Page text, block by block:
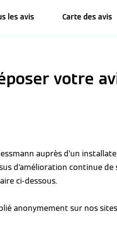
les avis Carte des avis
votre
auprès d’un
d’amélioration continue
ci-dessous.
anonymement sur nos